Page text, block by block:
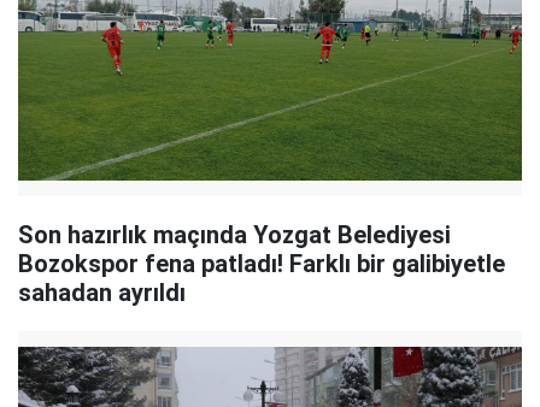
Son hazırlık maçında Yozgat Belediyesi
Bozokspor fena patladı! Farklı bir galibiyetle
sahadan ayrıldı